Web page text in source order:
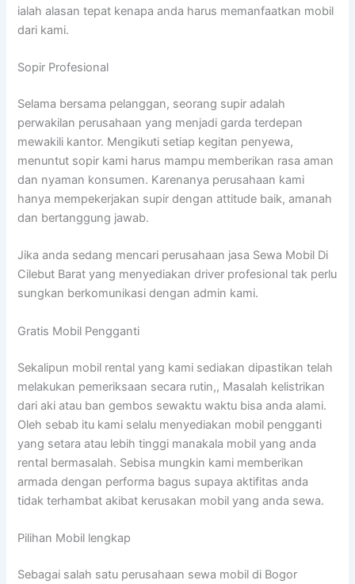
ialah alasan tepat kenapa anda harus memanfaatkan mobil
dari kami.
Sopir Profesional
Selama bersama pelanggan, seorang supir adalah
perwakilan perusahaan yang menjadi garda terdepan
mewakili kantor. Mengikuti setiap kegitan penyewa,
menuntut sopir kami harus mampu memberikan rasa aman
dan nyaman konsumen. Karenanya perusahaan kami
hanya mempekerjakan supir dengan attitude baik, amanah
dan bertanggung jawab.
Jika anda sedang mencari perusahaan jasa Sewa Mobil Di
Cilebut Barat yang menyediakan driver profesional tak perlu
sungkan berkomunikasi dengan admin kami.
Gratis Mobil Pengganti
Sekalipun mobil rental yang kami sediakan dipastikan telah
melakukan pemeriksaan secara rutin,, Masalah kelistrikan
dari aki atau ban gembos sewaktu waktu bisa anda alami.
Oleh sebab itu kami selalu menyediakan mobil pengganti
yang setara atau lebih tinggi manakala mobil yang anda
rental bermasalah. Sebisa mungkin kami memberikan
armada dengan performa bagus supaya aktifitas anda
tidak terhambat akibat kerusakan mobil yang anda sewa.
Pilihan Mobil lengkap
Sebagai salah satu perusahaan sewa mobil di Bogor